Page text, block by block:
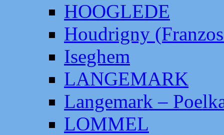
HOOGLEDE
Houdrigny
Iseghem
LANGEMARK
Langemark –
LOMMEL